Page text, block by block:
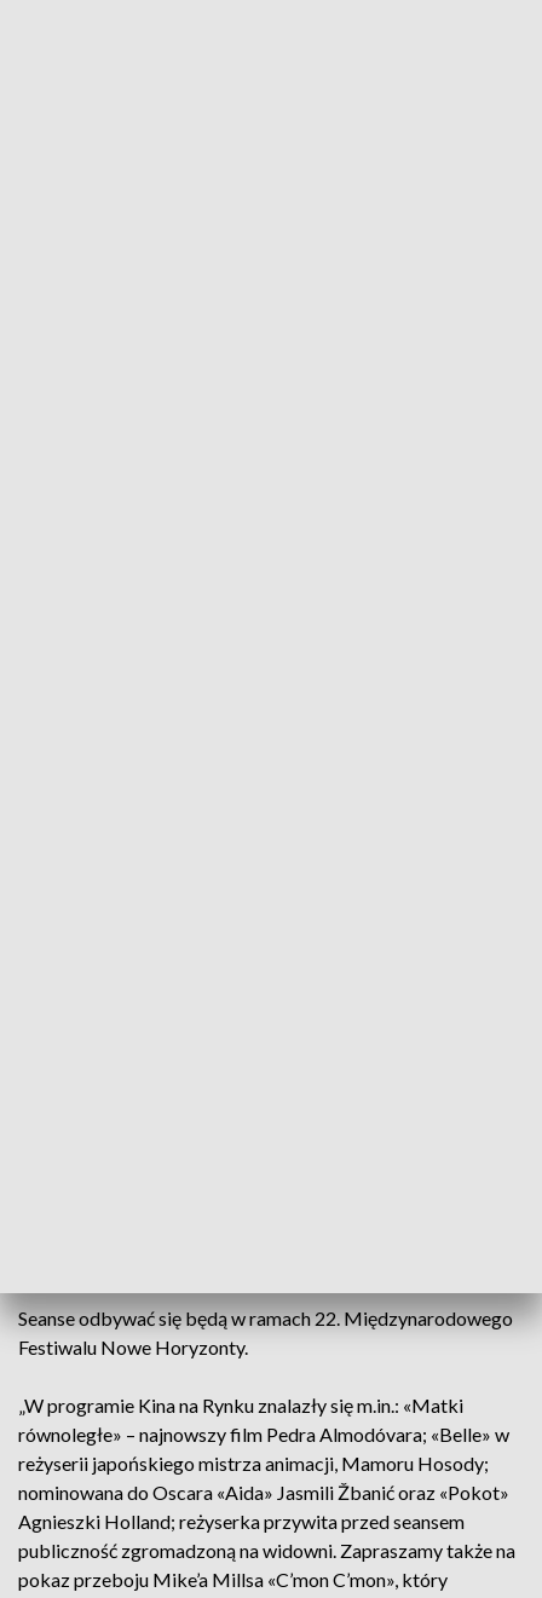
Seanse odbywać się będą w ramach 22. Międzynarodowego
Festiwalu Nowe Horyzonty.
„W programie Kina na Rynku znalazły się m.in.: «Matki
równoległe» – najnowszy film Pedra Almodóvara; «Belle» w
reżyserii japońskiego mistrza animacji, Mamoru Hosody;
nominowana do Oscara «Aida» Jasmili Žbanić oraz «Pokot»
Agnieszki Holland; reżyserka przywita przed seansem
publiczność zgromadzoną na widowni. Zapraszamy także na
pokaz przeboju Mike’a Millsa «C’mon C’mon», który